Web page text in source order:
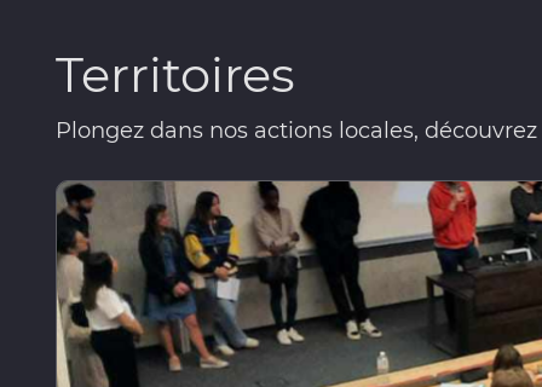
Territoires
Plongez dans nos actions locales,